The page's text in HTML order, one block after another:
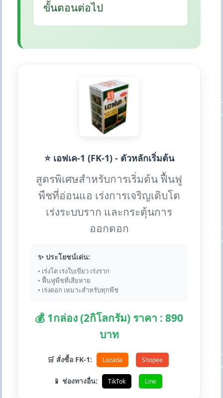
ขั้นตอนต่อไป
⭐ เอฟเค-1 (FK-1) - ตัวหลักเริ่มต้น
สูตรพิเศษสำหรับการเริ่มต้น ฟื้นฟู
พืชที่อ่อนแอ เร่งการเจริญเติบโต
เร่งระบบราก และกระตุ้นการ
ออกดอก
✨ ประโยชน์เด่น:
• เร่งโต เร่งใบเขียว เร่งราก
• ฟื้นฟูพืชที่เสียหาย
• เร่งดอก เหมาะสำหรับทุกพืช
💰 1กล่อง (2กิโลกรัม) ราคา : 890
บาท
🛒 สั่งซื้อ FK-1: Lazada Shopee
📱 ช่องทางอื่น: TikTok Line